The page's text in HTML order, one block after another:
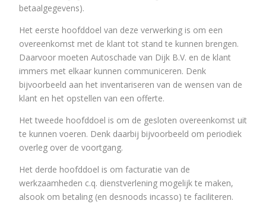
betaalgegevens).
Het eerste hoofddoel van deze verwerking is om een
overeenkomst met de klant tot stand te kunnen brengen.
Daarvoor moeten Autoschade van Dijk B.V. en de klant
immers met elkaar kunnen communiceren. Denk
bijvoorbeeld aan het inventariseren van de wensen van de
klant en het opstellen van een offerte.
Het tweede hoofddoel is om de gesloten overeenkomst uit
te kunnen voeren. Denk daarbij bijvoorbeeld om periodiek
overleg over de voortgang.
Het derde hoofddoel is om facturatie van de
werkzaamheden c.q. dienstverlening mogelijk te maken,
alsook om betaling (en desnoods incasso) te faciliteren.